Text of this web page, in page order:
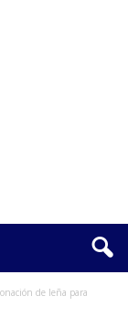
de leña para